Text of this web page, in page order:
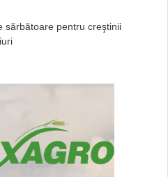
sărbătoare pentru creştinii